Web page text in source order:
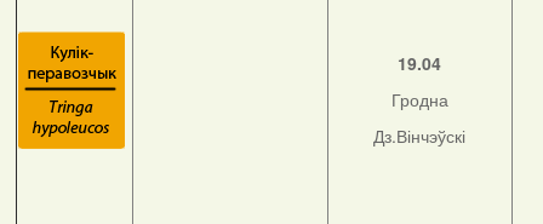
19.04
Гродна
Дз.Вінчэўскі